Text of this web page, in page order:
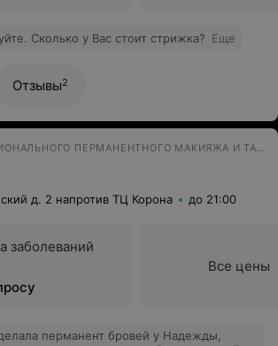
Сколько у Вас стоит стрижка? Еще
Отзывы2
СТУДИЯ ПРОФЕССИОНАЛЬНОГО ПЕРМАНЕНТНОГО МАКИЯЖА И ТАТУИРОВКИ
д. 2 напротив ТЦ Корона до 21:00
заболеваний
Все цены
перманент бровей у Надежды,